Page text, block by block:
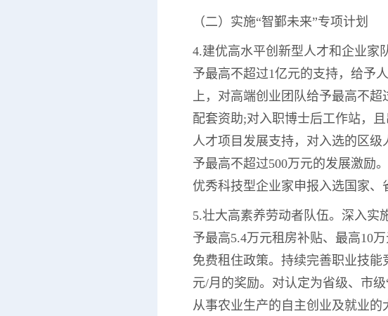
（二）实施“智鄞未来”专项计划
4.建优高水平创新型人才和企业家
予最高不超过1亿元的支持，给予
上，对高端创业团队给予最高不超
配套资助;对入职博士后工作站，
人才项目发展支持，对入选的区
予最高不超过500万元的发展激励
优秀科技型企业家申报入选国家、
5.壮大高素养劳动者队伍。深入实
予最高5.4万元租房补贴、最高10
免费租住政策。持续完善职业技能
元/月的奖励。对认定为省级、市
从事农业生产的自主创业及就业的